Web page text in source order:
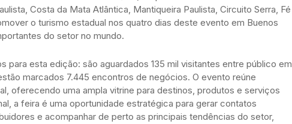
Costa da Mata Atlântica, Mantiqueira Paulista, Circuito Serra, Fé
o turismo estadual nos quatro dias deste evento em Buenos
do setor no mundo.
para esta edição: são aguardados 135 mil visitantes entre público em
marcados 7.445 encontros de negócios. O evento reúne
oferecendo uma ampla vitrine para destinos, produtos e serviços
a feira é uma oportunidade estratégica para gerar contatos
e acompanhar de perto as principais tendências do setor,